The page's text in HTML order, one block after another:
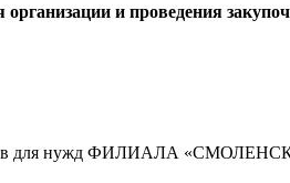
организации и проведения
для нужд ФИЛИАЛА